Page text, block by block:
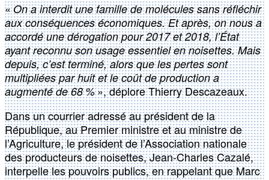
«On a interdit une famille de molécules sans réfléchir
aux conséquences économiques. Et après, on nous a
accordé une dérogation pour 2017 et 2018, l’État
ayant reconnu son usage essentiel en noisettes. Mais
depuis, c’est terminé, alors que les pertes sont
multipliées par huit et le coût de production a
augmenté de 68 %», déplore Thierry Descazeaux.
Dans un courrier adressé au président de la
République, au Premier ministre et au ministre de
l’Agriculture, le président de l’Association nationale
des producteurs de noisettes, Jean-Charles Cazalé,
interpelle les pouvoirs publics, en rappelant que Marc